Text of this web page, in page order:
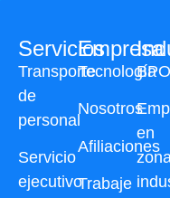
Servicios
Transporte
de
personal
Servicio
ejecutivo
BPO
en
Empresa
Tecnología
Nosotros
Afiliaciones
Trabaje